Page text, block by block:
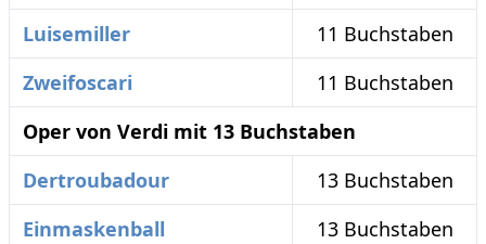
Luisemiller
11 Buchstaben
Zweifoscari
11 Buchstaben
Oper von Verdi mit 13 Buchstaben
Dertroubadour
13 Buchstaben
Einmaskenball
13 Buchstaben